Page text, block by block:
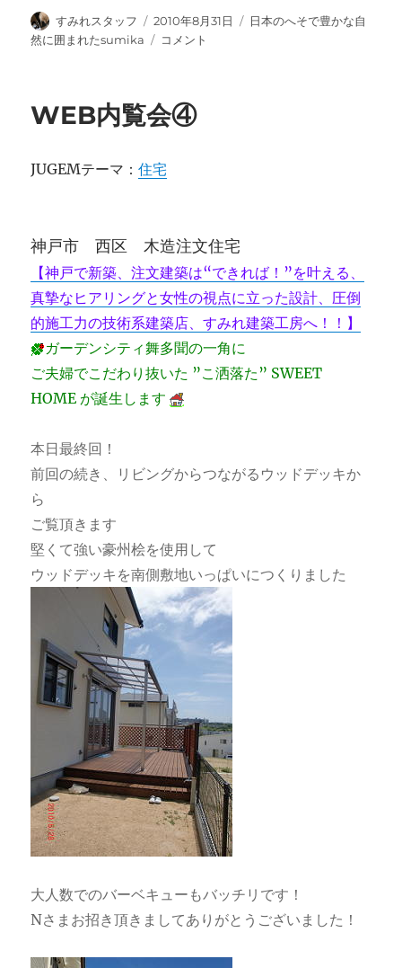
投
稿
すみれスタッフ
投
稿
2010年8月31日
カ
日本のへそで豊かな自
然に囲まれたsumika
サ
り
に
コメント
WEB内覧会④
JUGEMテーマ：住宅
神戸市 西区 木造注文住宅
【神戸で新築、注文建築は“できれば！”を叶える、
真摯なヒアリングと女性の視点に立った設計、圧倒
的施工力の技術系建築店、すみれ建築工房へ！！】
ガーデンシティ舞多聞の一角に
ご夫婦でこだわり抜いた ”こ洒落た” SWEET
HOME が誕生します
本日最終回！
前回の続き、リビングからつながるウッドデッキか
ら
ご覧頂きます
堅くて強い豪州桧を使用して
ウッドデッキを南側敷地いっぱいにつくりました
大人数でのバーベキューもバッチリです！
Nさまお招き頂きましてありがとうございました！